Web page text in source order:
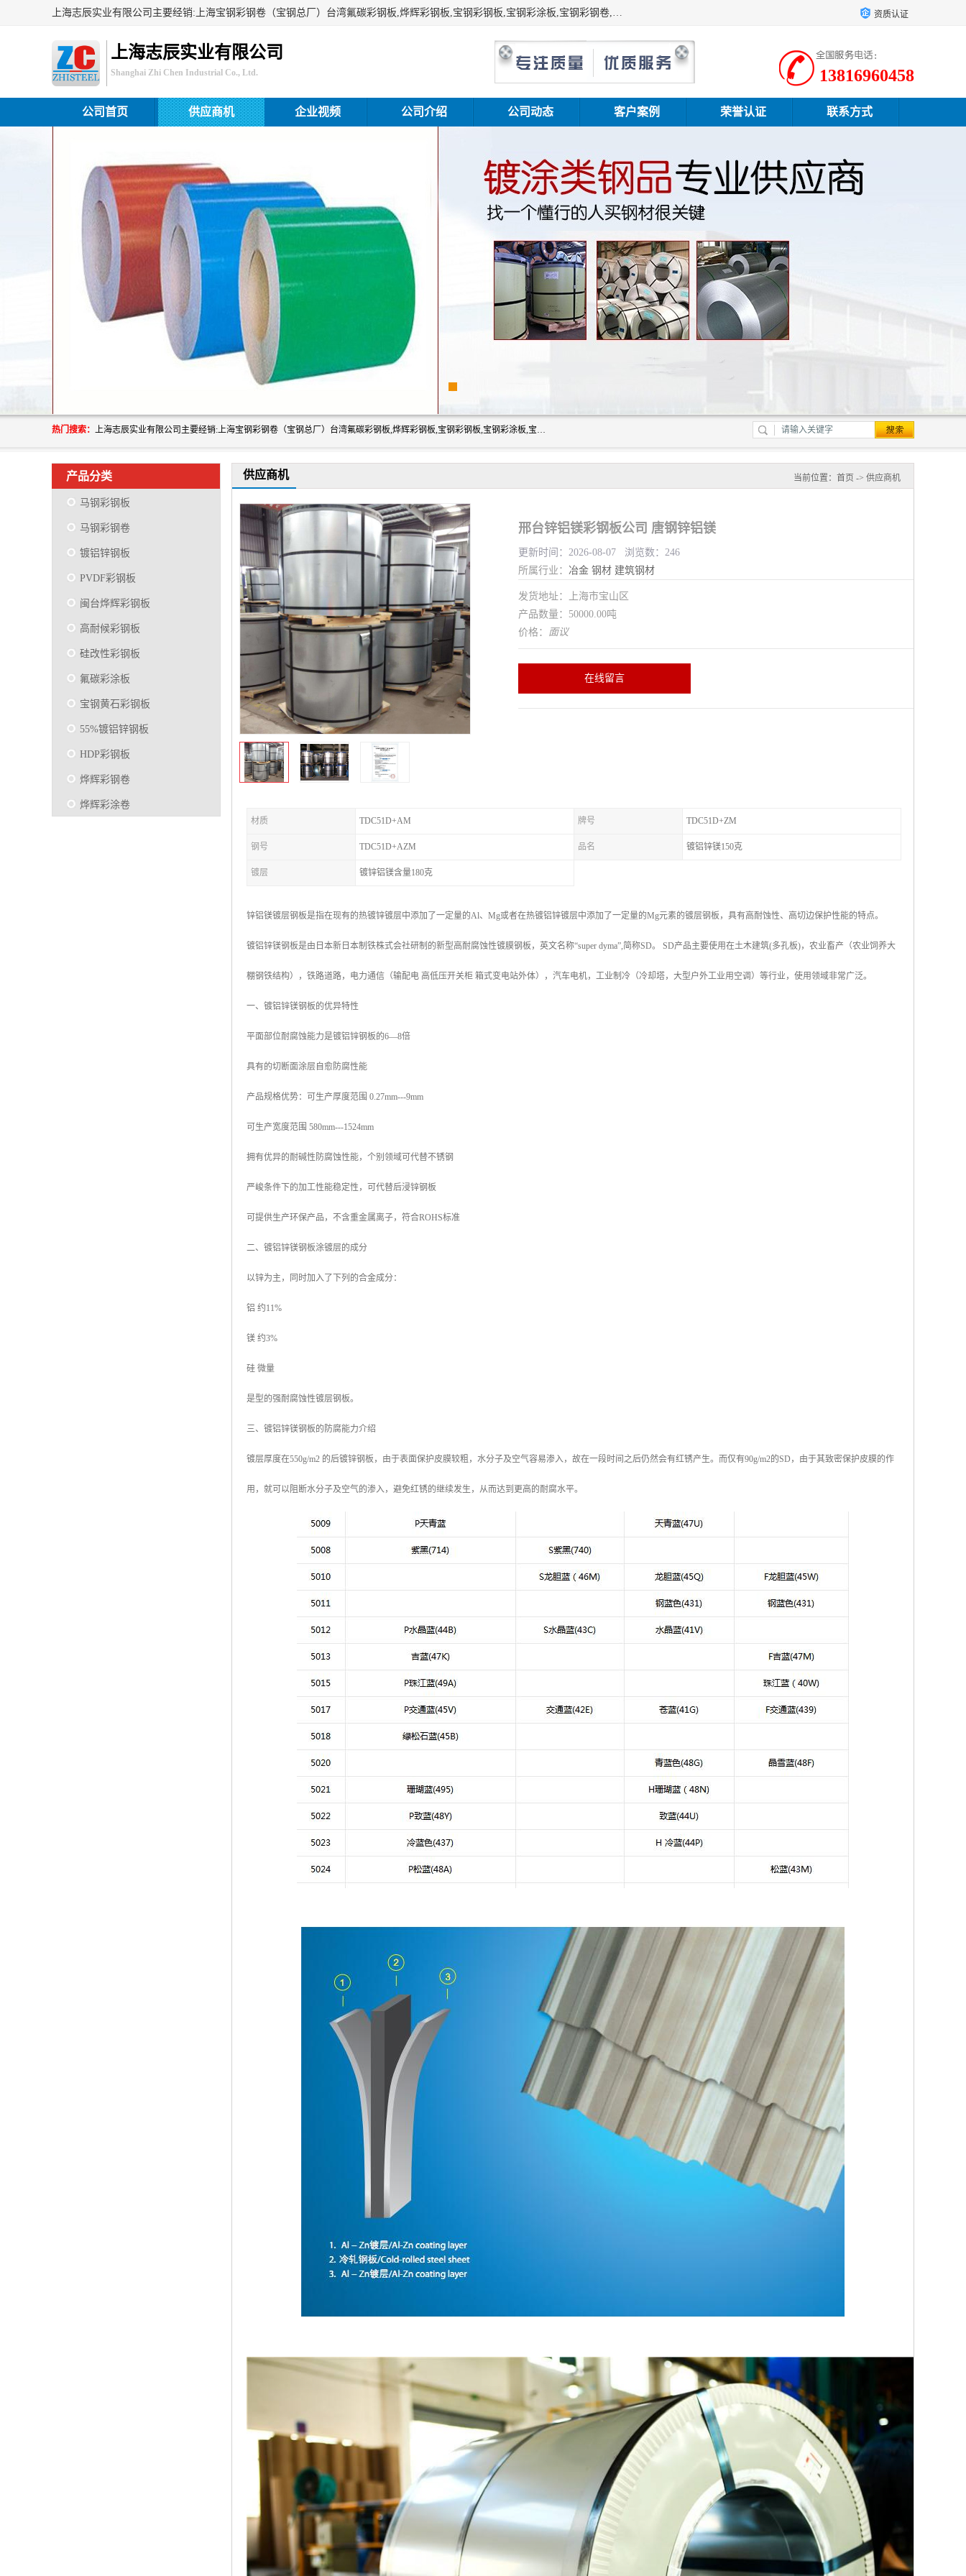
上海志辰实业有限公司主要经销:上海宝钢彩钢卷（宝钢总厂）台湾氟碳彩钢板,烨辉彩钢板,宝钢彩钢板,宝钢彩涂板,宝钢彩钢卷,马钢彩钢板,马钢彩钢卷,镀铝锌钢板,PVDF彩钢板,台湾烨辉彩钢板,高耐候彩钢板,硅改性彩钢板,规格齐全。 资质认证
上海志辰实业有限公司
Shanghai Zhi Chen Industrial Co., Ltd. 13816960458
公司首页 供应商机 企业视频 公司介绍 公司动态 客户案例 荣誉认证 联系方式
热门搜索： 上海志辰实业有限公司主要经销:上海宝钢彩钢卷（宝钢总厂）台湾氟碳彩钢板,烨辉彩钢板,宝钢彩钢板,宝钢彩涂板,宝钢彩钢卷,马钢彩钢板,马钢彩钢卷,镀铝锌钢板,PVDF彩钢板,台湾烨辉彩钢板,高耐候彩钢板,硅改性彩钢板,规格齐全。
产品分类
马钢彩钢板
马钢彩钢卷
镀铝锌钢板
PVDF彩钢板
闽台烨辉彩钢板
高耐候彩钢板
硅改性彩钢板
氟碳彩涂板
宝钢黄石彩钢板
55%镀铝锌钢板
HDP彩钢板
烨辉彩钢卷
烨辉彩涂卷
供应商机 当前位置： 首页 -> 供应商机
邢台锌铝镁彩钢板公司 唐钢锌铝镁
更新时间：2026-08-07 浏览数：246
所属行业： 冶金 钢材 建筑钢材
发货地址：上海市宝山区
产品数量：50000.00吨
价格： 面议
在线留言
材质 TDC51D+AM 牌号 TDC51D+ZM
钢号 TDC51D+AZM 品名 镀铝锌镁150克
镀层 镀锌铝镁含量180克
锌铝镁镀层钢板是指在现有的热镀锌镀层中添加了一定量的Al、Mg或者在热镀铝锌镀层中添加了一定量的Mg元素的镀层钢板，具有高耐蚀性、高切边保护性能的特点。
镀铝锌镁钢板是由日本新日本制铁株式会社研制的新型高耐腐蚀性镀膜钢板，英文名称“super dyma”,简称SD。 SD产品主要使用在土木建筑(多孔板)，农业畜产（农业饲养大
棚钢铁结构），铁路道路，电力通信（输配电 高低压开关柜 箱式变电站外体），汽车电机，工业制冷（冷却塔，大型户外工业用空调）等行业，使用领域非常广泛。
一、镀铝锌镁钢板的优异特性
平面部位耐腐蚀能力是镀铝锌钢板的6—8倍
具有的切断面涂层自愈防腐性能
产品规格优势：可生产厚度范围 0.27mm---9mm
可生产宽度范围 580mm---1524mm
拥有优异的耐碱性防腐蚀性能，个别领域可代替不锈钢
严峻条件下的加工性能稳定性，可代替后浸锌钢板
可提供生产环保产品，不含重金属离子，符合ROHS标准
二、镀铝锌镁钢板涂镀层的成分
以锌为主，同时加入了下列的合金成分：
铝 约11%
镁 约3%
硅 微量
是型的强耐腐蚀性镀层钢板。
三、镀铝锌镁钢板的防腐能力介绍
镀层厚度在550g/m2 的后镀锌钢板，由于表面保护皮膜较粗，水分子及空气容易渗入，故在一段时间之后仍然会有红锈产生。而仅有90g/m2的SD，由于其致密保护皮膜的作
用，就可以阻断水分子及空气的渗入，避免红锈的继续发生，从而达到更高的耐腐水平。